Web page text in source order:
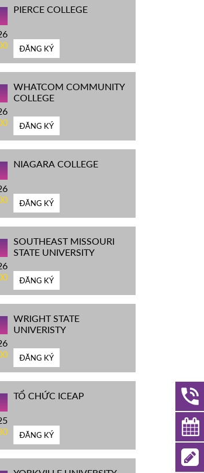
PIERCE COLLEGE
ĐĂNG KÝ
WHATCOM COMMUNITY
COLLEGE
ĐĂNG KÝ
NIAGARA COLLEGE
ĐĂNG KÝ
SOUTHEAST MISSOURI
STATE UNIVERSITY
ĐĂNG KÝ
WRIGHT STATE
UNIVERISTY
ĐĂNG KÝ
TỔ CHỨC ICEAP
ĐĂNG KÝ